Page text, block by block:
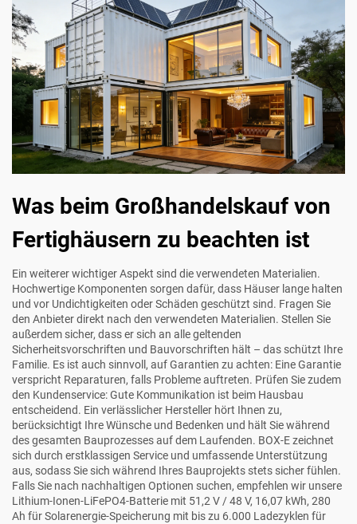
Was beim Großhandelskauf von
Fertighäusern zu beachten ist
Ein weiterer wichtiger Aspekt sind die verwendeten Materialien.
Hochwertige Komponenten sorgen dafür, dass Häuser lange halten
und vor Undichtigkeiten oder Schäden geschützt sind. Fragen Sie
den Anbieter direkt nach den verwendeten Materialien. Stellen Sie
außerdem sicher, dass er sich an alle geltenden
Sicherheitsvorschriften und Bauvorschriften hält – das schützt Ihre
Familie. Es ist auch sinnvoll, auf Garantien zu achten: Eine Garantie
verspricht Reparaturen, falls Probleme auftreten. Prüfen Sie zudem
den Kundenservice: Gute Kommunikation ist beim Hausbau
entscheidend. Ein verlässlicher Hersteller hört Ihnen zu,
berücksichtigt Ihre Wünsche und Bedenken und hält Sie während
des gesamten Bauprozesses auf dem Laufenden. BOX-E zeichnet
sich durch erstklassigen Service und umfassende Unterstützung
aus, sodass Sie sich während Ihres Bauprojekts stets sicher fühlen.
Falls Sie nach nachhaltigen Optionen suchen, empfehlen wir unsere
Lithium-Ionen-LiFePO4-Batterie mit 51,2 V / 48 V, 16,07 kWh, 280
Ah für Solarenergie-Speicherung mit bis zu 6.000 Ladezyklen für